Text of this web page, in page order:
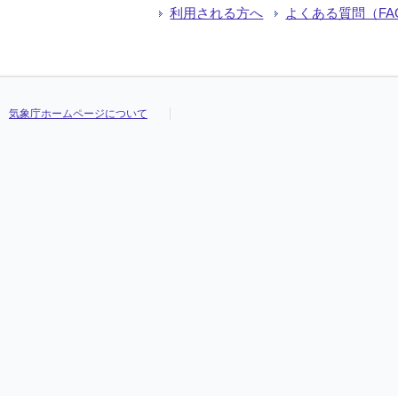
利用される方へ よくある質問（
気象庁ホームページについて